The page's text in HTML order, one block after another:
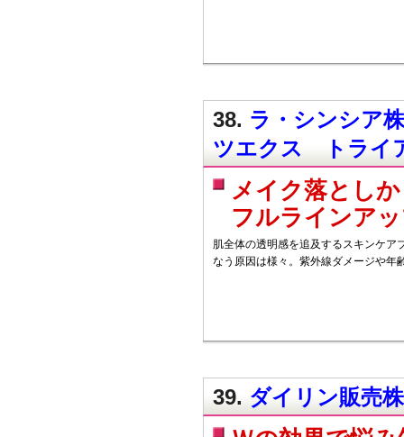
38. ラ・シンシア
ツエクス トライ
メイク落とし
フルラインア
肌全体の透明感を追及するスキンケア
なう原因は様々。紫外線ダメージや年
39. ダイリン販売